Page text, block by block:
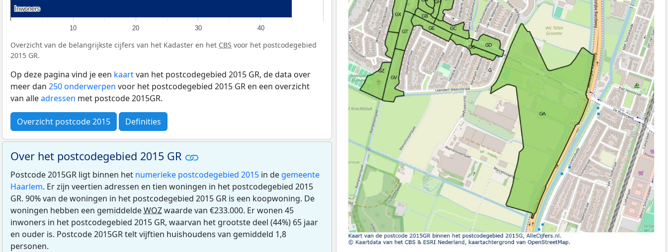
10 20 30 40
Inwoners
Inwoners
Overzicht van de belangrijkste cijfers van het Kadaster en het CBS voor het postcodegebied
2015 GR.
Op deze pagina vind je een kaartvan het postcodegebied 2015 GR, de data over
meer dan 250 onderwerpen voor het postcodegebied 2015 GR en een overzicht
van alleadressen met postcode 2015GR.
Overzicht postcode 2015 Definities
Over het postcodegebied 2015 GR
Postcode 2015GR ligt binnen het numerieke postcodegebied 2015 in de gemeente
Haarlem. Er zijn veertien adressen en tien woningen in het postcodegebied 2015
GR. 90% van de woningen in het postcodegebied 2015 GR is een koopwoning. De
woningen hebben een gemiddeldeWOZwaarde van €233.000. Er wonen 45
inwoners in het postcodegebied 2015 GR, waarvan het grootste deel (44%) 65 jaar
en ouder is. Postcode 2015GR telt vijftien huishoudens van gemiddeld 1,8
personen.